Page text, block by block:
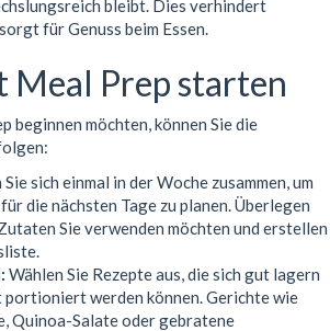
bleibt. Dies verhindert
für Genuss beim Essen.
Meal Prep starten
beginnen möchten, können Sie die
Sie sich einmal in der Woche zusammen, um
die nächsten Tage zu planen. Überlegen
Sie verwenden möchten und erstellen
Wählen Sie Rezepte aus, die sich gut lagern
portioniert werden können. Gerichte wie
Quinoa-Salate oder gebratene